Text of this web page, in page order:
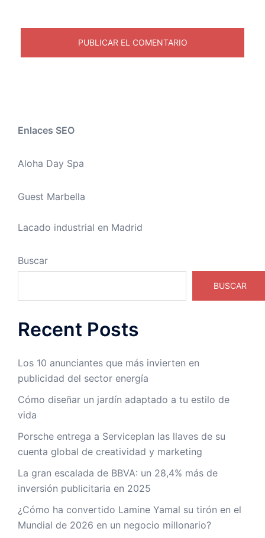
Enlaces SEO
Aloha Day Spa
Guest Marbella
Lacado industrial en Madrid
Buscar
BUSCAR
Recent Posts
Los 10 anunciantes que más invierten en
publicidad del sector energía
Cómo diseñar un jardín adaptado a tu estilo de
vida
Porsche entrega a Serviceplan las llaves de su
cuenta global de creatividad y marketing
La gran escalada de BBVA: un 28,4% más de
inversión publicitaria en 2025
¿Cómo ha convertido Lamine Yamal su tirón en el
Mundial de 2026 en un negocio millonario?